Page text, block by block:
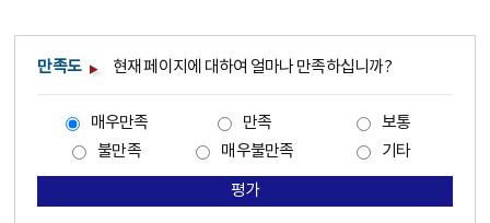
만족도 현재 페이지에 대하여 얼마나 만족하십니까?
매우만족 만족
보통
불만족
매우불만족 기타
평가